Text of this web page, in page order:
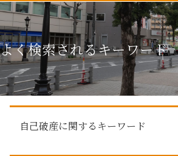
よく検索されるキーワード
自己破産に関するキーワード